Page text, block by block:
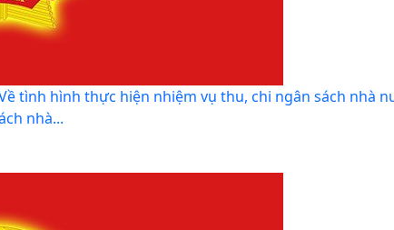
tình hình thực hiện nhiệm vụ thu, chi ngân sách nhà
nhà...